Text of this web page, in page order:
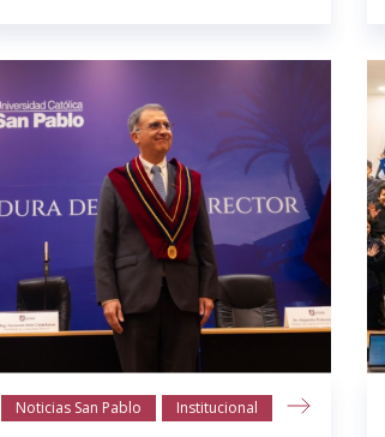
Noticias San Pablo Institucional